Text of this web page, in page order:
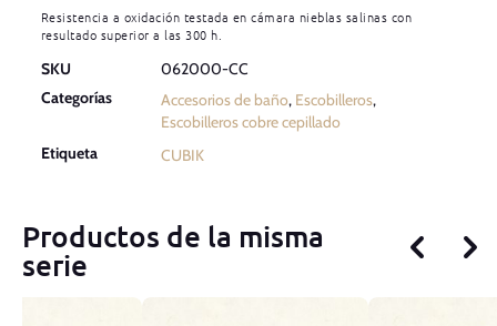
Resistencia a oxidación testada en cámara nieblas salinas con
resultado superior a las 300 h.
SKU
062000-CC
Categorías
Accesorios de baño, Escobilleros,
Escobilleros cobre cepillado
Etiqueta
CUBIK
Productos de la misma
serie